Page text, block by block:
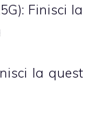
Finisci la
la quest